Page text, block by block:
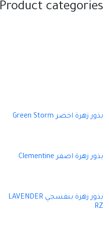
Product categories زهرة
بذور زهرة اخضر Green Storm
بذور زهرة اصفر Clementine
بذور زهرة بنفسجي LAVENDER
RZ